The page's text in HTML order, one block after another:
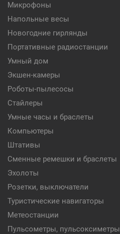
Микрофоны
Напольные весы
Новогодние гирлянды
Портативные радиостанции
Умный дом
Экшен-камеры
Роботы-пылесосы
Стайлеры
Умные часы и браслеты
Компьютеры
Штативы
Сменные ремешки и браслеты
Эхолоты
Розетки, выключатели
Туристические навигаторы
Метеостанции
Пульсометры, пульсоксиметры